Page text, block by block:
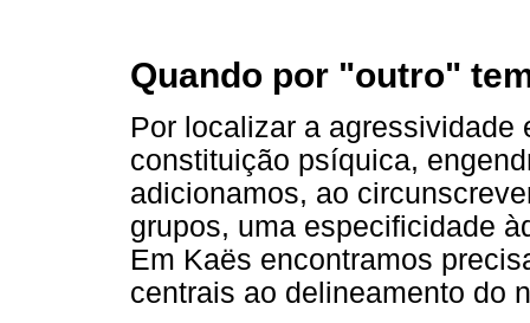
Quando por "outro"
Por localizar a agressividade
constituição psíquica,
adicionamos, ao
grupos, uma especificidade
Em Kaës encontramos
centrais ao delineamento do